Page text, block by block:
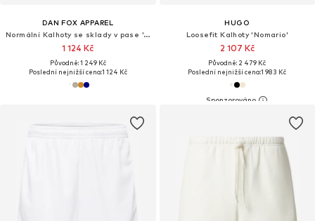
DAN FOX APPAREL
Normální Kalhoty se sklady v pase 'Alan'
1 124 Kč
Původně: 1 249 Kč
Poslední nejnižší cena:1 124 Kč
HUGO
Loosefit Kalhoty 'Nomario'
2 107 Kč
Původně: 2 479 Kč
Poslední nejnižší cena:1 983 Kč